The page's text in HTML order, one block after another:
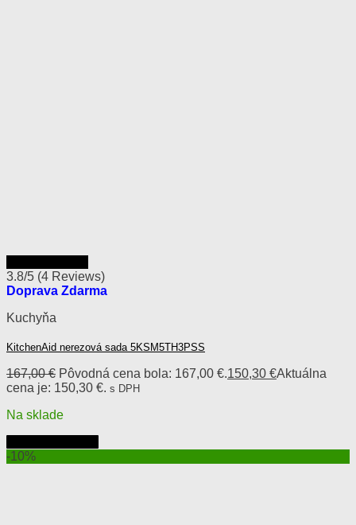
3.8/5 (4 Reviews)
Doprava Zdarma
Kuchyňa
KitchenAid nerezová sada 5KSM5TH3PSS
167,00€ Pôvodná cena bola: 167,00 €.150,30 €Aktuálna
cena je: 150,30 €. s DPH
Na sklade
-10%